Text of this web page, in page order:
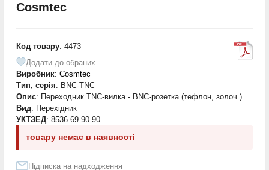
Cosmtec
Код товару: 4473
Додати до обраних
Виробник: Cosmtec
Тип, серія: BNC-TNC
Опис: Переходник TNC-вилка - BNC-розетка (тефлон, золоч.)
Вид: Перехідник
УКТЗЕД: 8536 69 90 90
товару немає в наявності
Підписка на надходження